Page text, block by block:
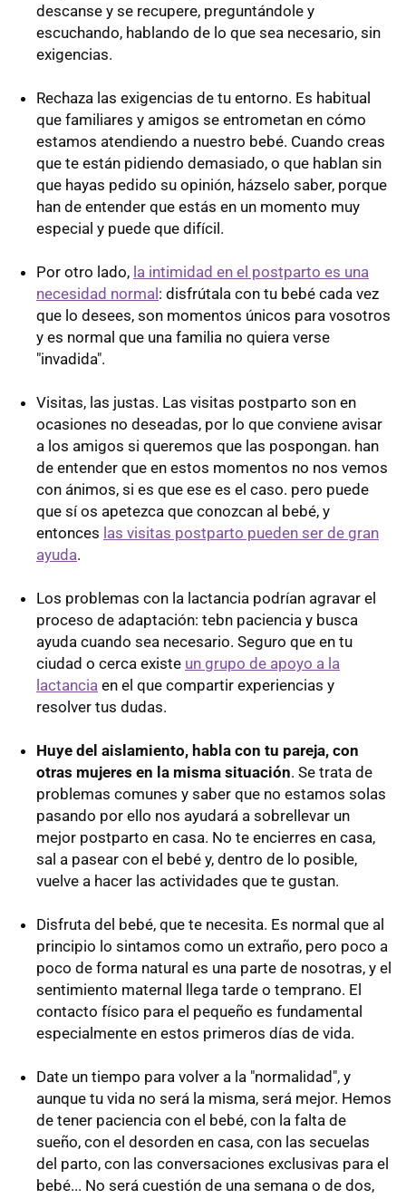
descanse y se recupere, preguntándole y
escuchando, hablando de lo que sea necesario, sin
exigencias.
Rechaza las exigencias de tu entorno. Es habitual
que familiares y amigos se entrometan en cómo
estamos atendiendo a nuestro bebé. Cuando creas
que te están pidiendo demasiado, o que hablan sin
que hayas pedido su opinión, házselo saber, porque
han de entender que estás en un momento muy
especial y puede que difícil.
Por otro lado, la intimidad en el postparto es una
necesidad normal: disfrútala con tu bebé cada vez
que lo desees, son momentos únicos para vosotros
y es normal que una familia no quiera verse
"invadida".
Visitas, las justas. Las visitas postparto son en
ocasiones no deseadas, por lo que conviene avisar
a los amigos si queremos que las pospongan. han
de entender que en estos momentos no nos vemos
con ánimos, si es que ese es el caso. pero puede
que sí os apetezca que conozcan al bebé, y
entonces las visitas postparto pueden ser de gran
ayuda.
Los problemas con la lactancia podrían agravar el
proceso de adaptación: tebn paciencia y busca
ayuda cuando sea necesario. Seguro que en tu
ciudad o cerca existe un grupo de apoyo a la
lactancia en el que compartir experiencias y
resolver tus dudas.
Huye del aislamiento, habla con tu pareja, con
otras mujeres en la misma situación. Se trata de
problemas comunes y saber que no estamos solas
pasando por ello nos ayudará a sobrellevar un
mejor postparto en casa. No te encierres en casa,
sal a pasear con el bebé y, dentro de lo posible,
vuelve a hacer las actividades que te gustan.
Disfruta del bebé, que te necesita. Es normal que al
principio lo sintamos como un extraño, pero poco a
poco de forma natural es una parte de nosotras, y el
sentimiento maternal llega tarde o temprano. El
contacto físico para el pequeño es fundamental
especialmente en estos primeros días de vida.
Date un tiempo para volver a la "normalidad", y
aunque tu vida no será la misma, será mejor. Hemos
de tener paciencia con el bebé, con la falta de
sueño, con el desorden en casa, con las secuelas
del parto, con las conversaciones exclusivas para el
bebé... No será cuestión de una semana o de dos,